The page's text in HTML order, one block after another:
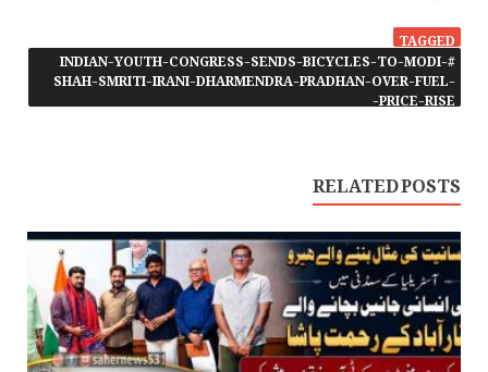
TAGGED
#INDIAN-YOUTH-CONGRESS-SENDS-BICYCLES-TO-MODI-
SHAH-SMRITI-IRANI-DHARMENDRA-PRADHAN-OVER-FUEL-
PRICE-RISE-
RELATED POSTS